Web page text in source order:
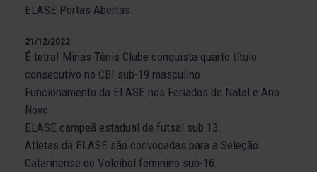
ELASE Portas Abertas.
21/12/2022
É tetra! Minas Tênis Clube conquista quarto título
consecutivo no CBI sub-19 masculino
Funcionamento da ELASE nos Feriados de Natal e Ano
Novo.
ELASE campeã estadual de futsal sub 13.
Atletas da ELASE são convocadas para a Seleção
Catarinense de Voleibol feminino sub-16.